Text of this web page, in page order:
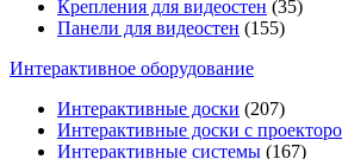
Крепления для видеостен (35)
Панели для видеостен (155)
Интерактивное оборудование
Интерактивные доски (207)
Интерактивные доски с
Интерактивные системы (167)